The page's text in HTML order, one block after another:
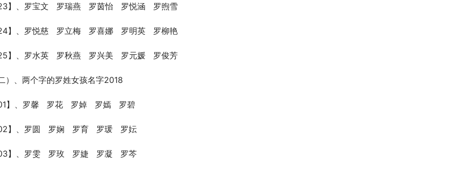
23】、罗宝文   罗瑞燕   罗茵怡   罗悦涵   罗煦雪
24】、罗悦慈   罗立梅   罗喜娜   罗明英   罗柳艳
25】、罗水英   罗秋燕   罗兴美   罗元媛   罗俊芳
二）、两个字的罗姓女孩名字2018
】、罗馨   罗花   罗婥   罗嫣   罗碧
】、罗圆   罗娴   罗育   罗瑗   罗妘
】、罗雯   罗玫   罗婕   罗凝   罗芩